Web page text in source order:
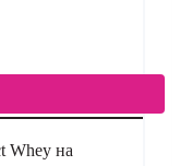
Whey на